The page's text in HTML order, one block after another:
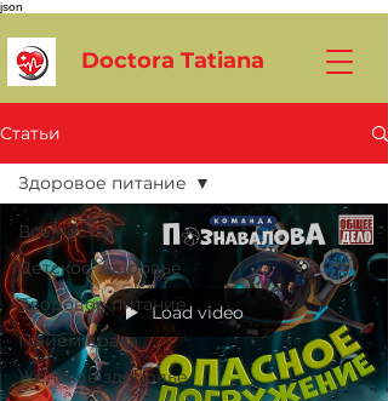
json
Doctora Tatiana
Статьи
Все посты
Детское здоровье
Здоровое питание
Прием врача
Женское здоровье
Здоровое питание
Load video